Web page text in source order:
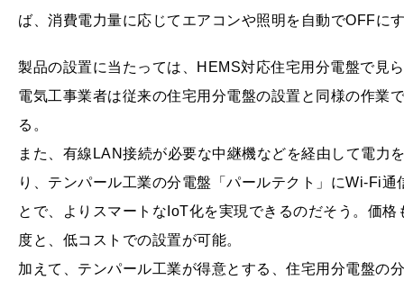
ば、消費電力量に応じてエアコンや照明を自動でOFFに
製品の設置に当たっては、HEMS対応住宅用分電盤で見
電気工事業者は従来の住宅用分電盤の設置と同様の作業
る。
また、有線LAN接続が必要な中継機などを経由して電力
り、テンパール工業の分電盤「パールテクト」にWi-Fi
とで、よりスマートなIoT化を実現できるのだそう。価
度と、低コストでの設置が可能。
加えて、テンパール工業が得意とする、住宅用分電盤の